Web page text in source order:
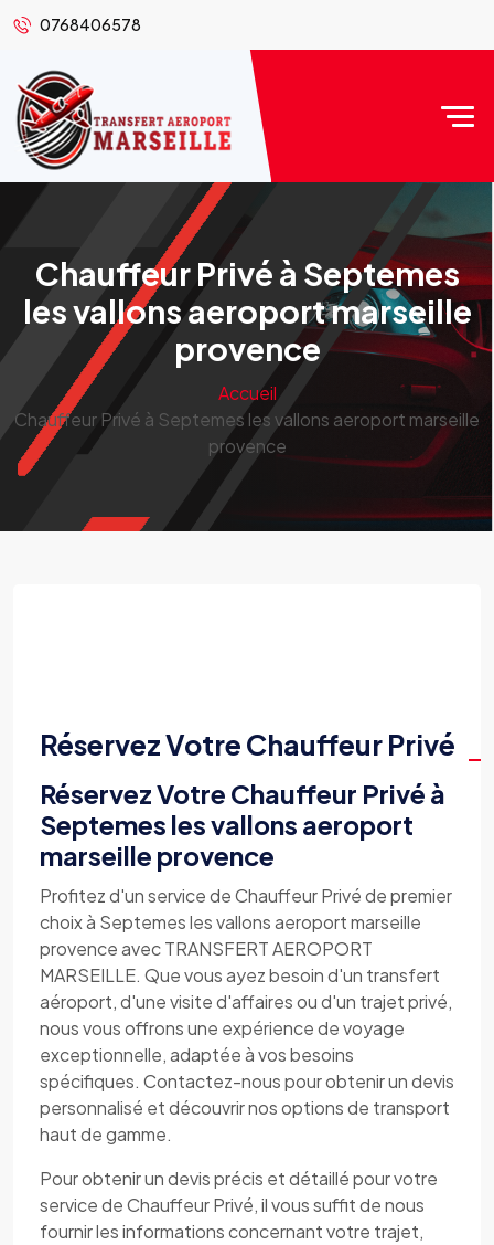
0768406578
Chauffeur Privé à Septemes
les vallons aeroport marseille
provence
Accueil
Chauffeur Privé à Septemes les vallons aeroport marseille
provence
Réservez Votre Chauffeur Privé
Réservez Votre Chauffeur Privé à
Septemes les vallons aeroport
marseille provence
Profitez d'un service de Chauffeur Privé de premier
choix à Septemes les vallons aeroport marseille
provence avec TRANSFERT AEROPORT
MARSEILLE. Que vous ayez besoin d'un transfert
aéroport, d'une visite d'affaires ou d'un trajet privé,
nous vous offrons une expérience de voyage
exceptionnelle, adaptée à vos besoins
spécifiques. Contactez-nous pour obtenir un devis
personnalisé et découvrir nos options de transport
haut de gamme.
Pour obtenir un devis précis et détaillé pour votre
service de Chauffeur Privé, il vous suffit de nous
fournir les informations concernant votre trajet,